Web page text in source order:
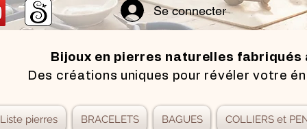
Se connecter
Bijoux en pierres naturelles fabriqués
Des créations uniques pour révéler votre
Liste pierres BRACELETS BAGUES COLLIERS et